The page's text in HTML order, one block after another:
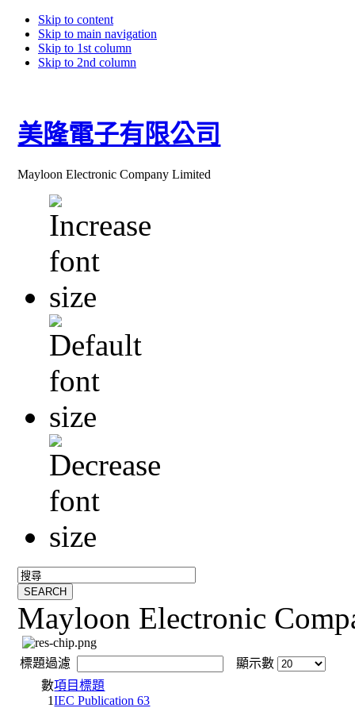
Skip to content
Skip to main navigation
Skip to 1st column
Skip to 2nd column
美隆電子有限公司
Mayloon Electronic Company Limited
Mayloon Electronic
標題過濾
顯示數
數項目標題
1IEC Publication 63